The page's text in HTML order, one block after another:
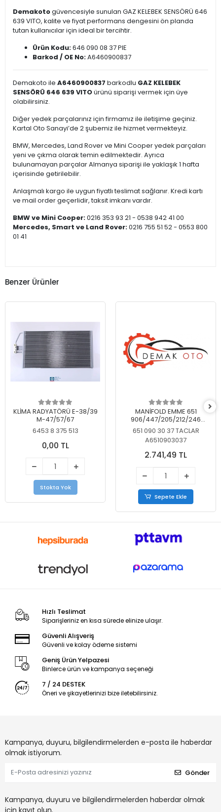
Demakotogüvencesiyle sunulan GAZ KELEBEK SENSÖRÜ 646
639 VITO, kalite ve fiyat performans dengesini ön planda
tutan kullanıcılar için ideal bir tercihtir.
Ürün Kodu:646 090 08 37 PIE
Barkod / OE No:A6460900837
Demakoto ile A6460900837 barkodlu GAZ KELEBEK
SENSÖRÜ 646 639 VITOürünü siparişi vermek için üye
olabilirsiniz.
Diğer yedek parçalarınız için firmamız ile iletişime geçiniz.
Kartal Oto Sanayi’de 2 şubemiz ile hizmet vermekteyiz.
BMW, Mercedes, Land Rover ve Mini Cooper yedek parçaları
yeni ve çıkma olarak temin edilmektedir. Ayrıca
bulunamayan parçalar Almanya siparişi ile yaklaşık 1 hafta
içerisinde getirilebilir.
Anlaşmalı kargo ile uygun fiyatlı teslimat sağlanır. Kredi kartı
ve mail order geçerlidir, taksit imkanı vardır.
BMW ve Mini Cooper:0216 353 93 21 - 0538 942 41 00
Mercedes, Smart ve Land Rover:0216 755 51 52 - 0553 800
01 41
Benzer Ürünler
KLİMA RADYATÖRÜ E-38/39
M-47/57/67
6453 8 375 513
0,00 TL
Stokta Yok
MANİFOLD EMME 651
906/447/205/212/246
KELEBEKSİZ
651 090 30 37 TACLAR
A6510903037
2.741,49 TL
Sepete Ekle
Hızlı Teslimat
Siparişleriniz en kısa sürede elinize ulaşır.
Güvenli Alışveriş
Güvenli ve kolay ödeme sistemi
Geniş Ürün Yelpazesi
Binlerce ürün ve kampanya seçeneği
7 / 24 DESTEK
Öneri ve şikayetlerinizi bize iletebilirsiniz.
Kampanya, duyuru, bilgilendirmelerden e-posta ile haberdar
olmak istiyorum.
Gönder
Kampanya, duyuru ve bilgilendirmelerden haberdar olmak
için kayıt olun.